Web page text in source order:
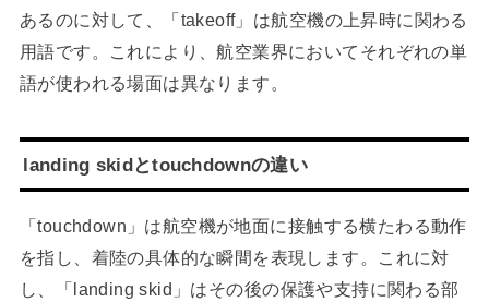
あるのに対して、「takeoff」は航空機の上昇時に関わる
用語です。これにより、航空業界においてそれぞれの単
語が使われる場面は異なります。
landing skidとtouchdownの違い
「touchdown」は航空機が地面に接触する横たわる動作
を指し、着陸の具体的な瞬間を表現します。これに対
し、「landing skid」はその後の保護や支持に関わる部